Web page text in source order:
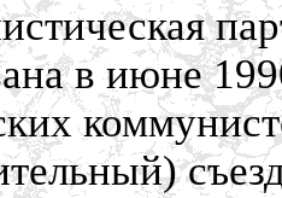
в июне